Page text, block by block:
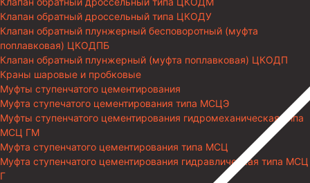
Клапан обратный дроссельный типа ЦКОДУ
Клапан обратный плунжерный бесповоротный (муфта
поплавковая) ЦКОДПБ
Клапан обратный плунжерный (муфта поплавковая) ЦКОДП
Краны шаровые и пробковые
Муфты ступенчатого цементирования
Муфта ступечатого цементирования типа МСЦЭ
Муфты ступенчатого цементирования гидромеханическая типа
МСЦ ГМ
Муфта ступенчатого цементирования типа МСЦ
Муфта ступенчатого цементирования гидравлическая типа МСЦ
Г